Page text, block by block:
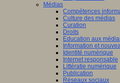
Médias
Compétences
Culture des médias
Curation
Droits
Education aux
Information et
Identité numérique
Internet responsable
Littératie numérique
Publication
Réseaux sociaux